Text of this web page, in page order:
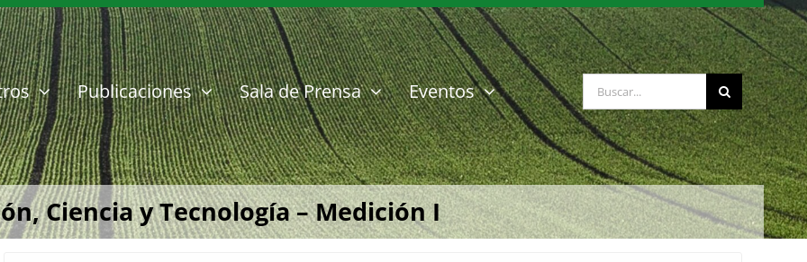
Publicaciones Sala de Prensa Eventos Buscar:
Ciencia y Tecnología – Medición I